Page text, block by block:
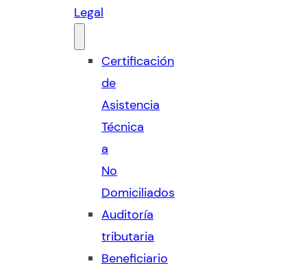
Legal
Certificación
de
Asistencia
Técnica
a
No
Domiciliados
Auditoría
tributaria
Beneficiario